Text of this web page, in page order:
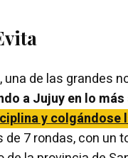
, una de las grandes
a Jujuy en lo
y colgándose
7 rondas, con un